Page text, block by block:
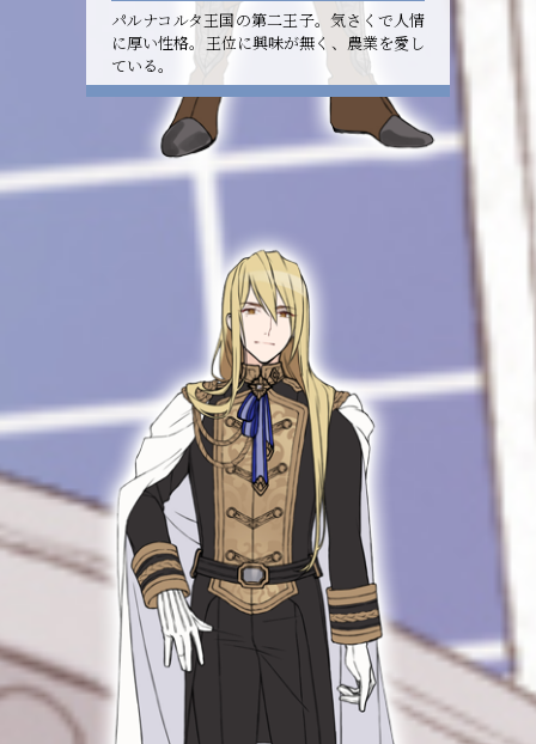
パルナコルタ王国の第二王子。気さくで人情
に厚い性格。王位に興味が無く、農業を愛し
ている。